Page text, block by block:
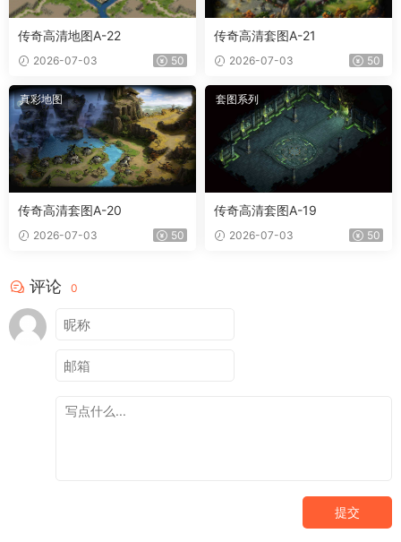
传奇高清地图A-22
2026-07-03 50
传奇高清套图A-21
2026-07-03 50
真彩地图
传奇高清套图A-20
2026-07-03 50
套图系列
传奇高清套图A-19
2026-07-03 50
评论 0
提交